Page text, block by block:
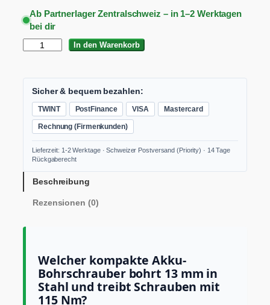
Ab Partnerlager Zentralschweiz – in 1–2 Werktagen
bei dir
E
M
C
In den Warenkorb
Sicher & bequem bezahlen:
TWINT PostFinance VISA Mastercard
Rechnung (Firmenkunden)
Lieferzeit: 1-2 Werktage · Schweizer Postversand (Priority) · 14 Tage
Rückgaberecht
Beschreibung
Rezensionen (0)
Welcher kompakte Akku-
Bohrschrauber bohrt 13 mm in
Stahl und treibt Schrauben mit
115 Nm?